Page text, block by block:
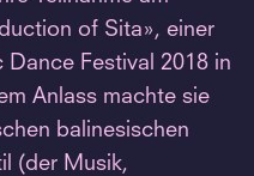
of Sita», einer
Festival 2018 in
Anlass machte sie
balinesischen
(der Musik,